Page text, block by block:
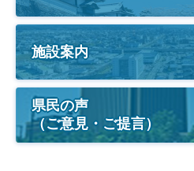
施設案内
県民の声
（ご意見・ご提言）